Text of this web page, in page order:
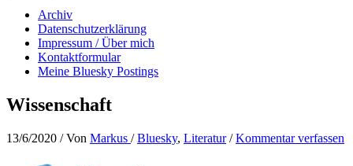
Archiv
Datenschutzerklärung
Impressum / Über mich
Kontaktformular
Meine Bluesky Postings
Wissenschaft
13/6/2020 / Von Markus /Bluesky, Literatur/Kommentar verfassen